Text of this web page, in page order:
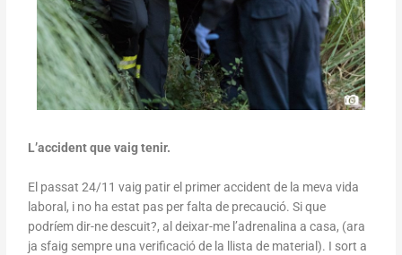
L’accident que vaig tenir.
El passat 24/11 vaig patir el primer accident de la meva vida
laboral, i no ha estat pas per falta de precaució. Si que
podríem dir-ne descuit?, al deixar-me l’adrenalina a casa, (ara
ja sfaig sempre una verificació de la llista de material). I sort a